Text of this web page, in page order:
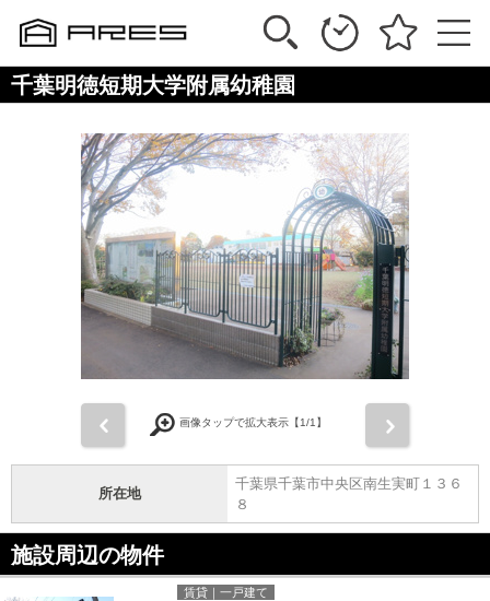
千葉明徳短期大学附属幼稚園
画像タップで拡大表示【1/1】
所在地
千葉県千葉市中央区南生実町１３６
８
施設周辺の物件
賃貸｜一戸建て